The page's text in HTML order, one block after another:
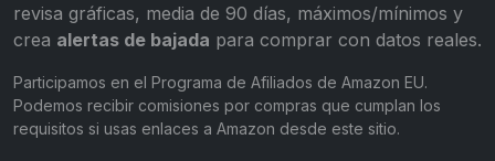
revisa gráficas, media de 90 días, máximos/mínimos y
crea alertas de bajada para comprar con datos reales.
Participamos en el Programa de Afiliados de Amazon EU.
Podemos recibir comisiones por compras que cumplan los
requisitos si usas enlaces a Amazon desde este sitio.